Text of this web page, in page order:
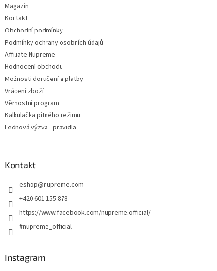
Magazín
Kontakt
Obchodní podmínky
Podmínky ochrany osobních údajů
Affiliate Nupreme
Hodnocení obchodu
Možnosti doručení a platby
Vrácení zboží
Věrnostní program
Kalkulačka pitného režimu
Lednová výzva - pravidla
Kontakt
eshop@nupreme.com
+420 601 155 878
https://www.facebook.com/nupreme.official/
#nupreme_official
Instagram